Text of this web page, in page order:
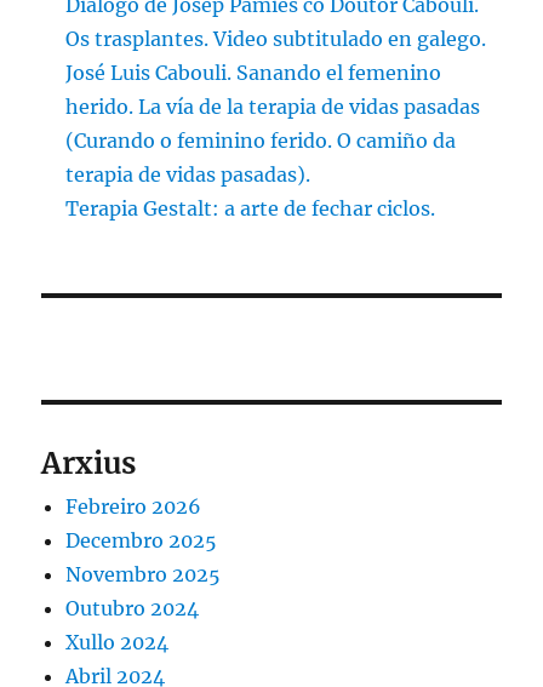
Diálogo de Josep Pàmies co Doutor Cabouli.
Os trasplantes. Video subtitulado en galego.
José Luis Cabouli. Sanando el femenino
herido. La vía de la terapia de vidas pasadas
(Curando o feminino ferido. O camiño da
terapia de vidas pasadas).
Terapia Gestalt: a arte de fechar ciclos.
Arxius
Febreiro 2026
Decembro 2025
Novembro 2025
Outubro 2024
Xullo 2024
Abril 2024